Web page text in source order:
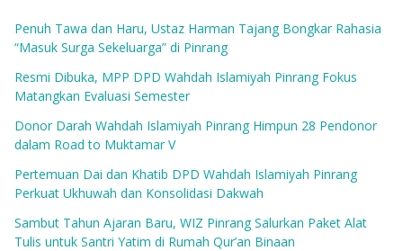
Penuh Tawa dan Haru, Ustaz Harman Tajang Bongkar Rahasia
“Masuk Surga Sekeluarga” di Pinrang
Resmi Dibuka, MPP DPD Wahdah Islamiyah Pinrang Fokus
Matangkan Evaluasi Semester
Donor Darah Wahdah Islamiyah Pinrang Himpun 28 Pendonor
dalam Road to Muktamar V
Pertemuan Dai dan Khatib DPD Wahdah Islamiyah Pinrang
Perkuat Ukhuwah dan Konsolidasi Dakwah
Sambut Tahun Ajaran Baru, WIZ Pinrang Salurkan Paket Alat
Tulis untuk Santri Yatim di Rumah Qur’an Binaan